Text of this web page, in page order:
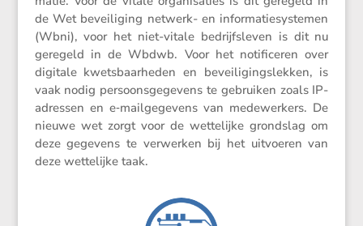
de Wet bevei­li­ging netwerk- en infor­ma­tie­sys­temen
(Wbni), voor het niet-vitale bedrijfs­leven is dit nu
geregeld in de Wbdwb. Voor het notifi­ceren over
digitale kwets­baar­heden en bevei­li­gings­lekken, is
vaak nodig persoons­ge­ge­vens te gebruiken zoals IP-
adressen en e‑mailgegevens van medewer­kers. De
nieuwe wet zorgt voor de wette­lijke grond­slag om
deze gegevens te verwerken bij het uitvoeren van
deze wette­lijke taak.